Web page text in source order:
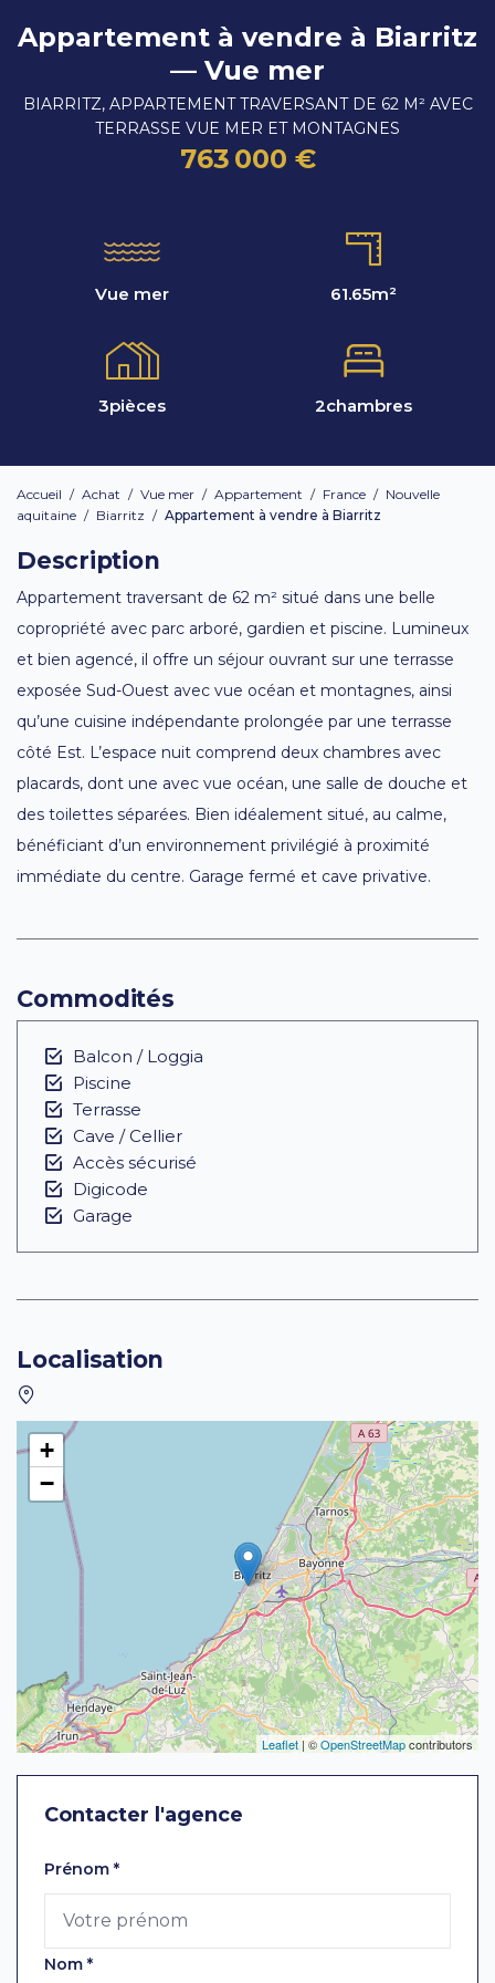
Appartement à vendre à Biarritz
— Vue mer
BIARRITZ, APPARTEMENT TRAVERSANT DE 62 M² AVEC
TERRASSE VUE MER ET MONTAGNES
763 000 €
Vue mer 61.65m²
3pièces 2chambres
Accueil / Achat / Vue mer / Appartement / France / Nouvelle
aquitaine / Biarritz / Appartement à vendre à Biarritz
Description
Appartement traversant de 62 m² situé dans une belle
copropriété avec parc arboré, gardien et piscine. Lumineux
et bien agencé, il offre un séjour ouvrant sur une terrasse
exposée Sud-Ouest avec vue océan et montagnes, ainsi
qu’une cuisine indépendante prolongée par une terrasse
côté Est. L’espace nuit comprend deux chambres avec
placards, dont une avec vue océan, une salle de douche et
des toilettes séparées. Bien idéalement situé, au calme,
bénéficiant d’un environnement privilégié à proximité
immédiate du centre. Garage fermé et cave privative.
Commodités
Balcon / Loggia
Piscine
Terrasse
Cave / Cellier
Accès sécurisé
Digicode
Garage
Localisation
+
−
Leaflet| ©OpenStreetMapcontributors
Contacter l'agence
Laissez ce champ vide
Prénom *
Nom *